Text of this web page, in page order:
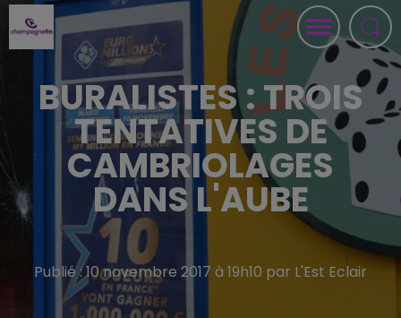
BURALISTES : TROIS
TENTATIVES DE
CAMBRIOLAGES
DANS L'AUBE
Publié : 10 novembre 2017 à 19h10 par L'Est Eclair